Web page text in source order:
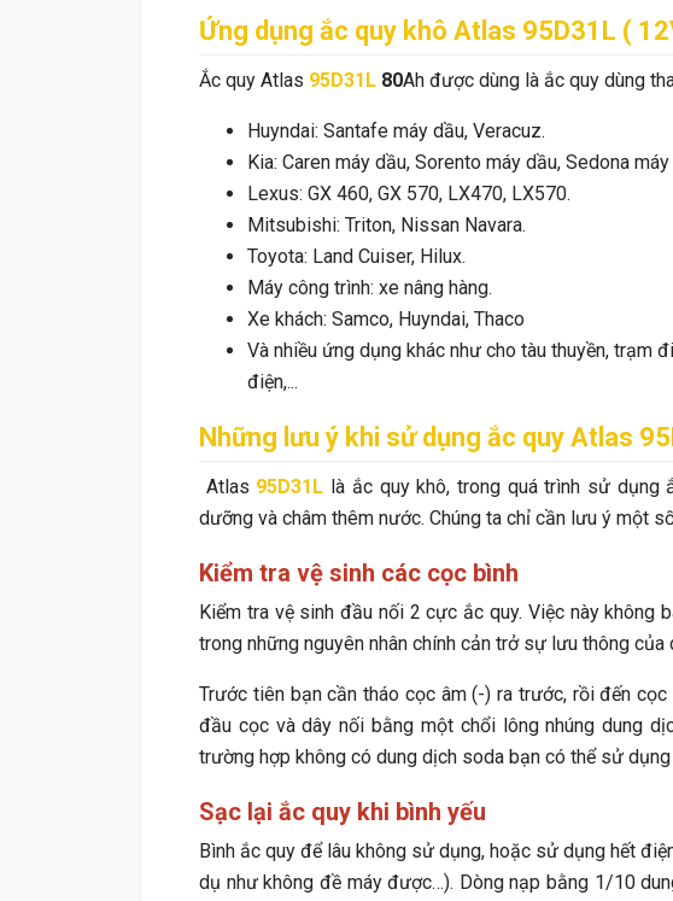
Ứng dụng ắc quy khô Atlas 95D31L (
Ắc quy Atlas 95D31L 80Ah được dùng là ắc quy dùng
Huyndai: Santafe máy dầu, Veracuz.
Kia: Caren máy dầu, Sorento máy dầu, Sedona máy
Lexus: GX 460, GX 570, LX470, LX570.
Mitsubishi: Triton, Nissan Navara.
Toyota: Land Cuiser, Hilux.
Máy công trình: xe nâng hàng.
Xe khách: Samco, Huyndai, Thaco
Và nhiều ứng dụng khác như cho tàu thuyền, trạm
điện,...
Những lưu ý khi sử dụng ắc quy Atlas
Atlas 95D31L là ắc quy khô, trong quá trình sử dụng
dưỡng và châm thêm nước. Chúng ta chỉ cần lưu ý một
Kiểm tra vệ sinh các cọc bình
Kiểm tra vệ sinh đầu nối 2 cực ắc quy. Việc này
trong những nguyên nhân chính cản trở sự lưu thông
Trước tiên bạn cần tháo cọc âm (-) ra trước, rồi đến
đầu cọc và dây nối bằng một chổi lông nhúng dung
trường hợp không có dung dịch soda bạn có thể sử
Sạc lại ắc quy khi bình yếu
Bình ắc quy để lâu không sử dụng, hoặc sử dụng hết
dụ như không đề máy được…). Dòng nạp bằng 1/10